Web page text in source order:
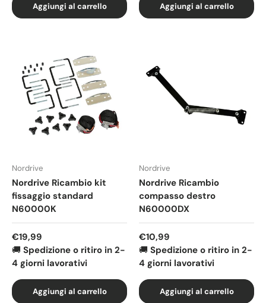
Aggiungi al carrello Aggiungi al carrello
Nordrive
Nordrive Ricambio kit
fissaggio standard
N60000K
Prezzo normale
€19,99
🚚 Spedizione o ritiro in 2-
4 giorni lavorativi
Aggiungi al carrello
Nordrive
Nordrive Ricambio
compasso destro
N60000DX
Prezzo normale
€10,99
🚚 Spedizione o ritiro in 2-
4 giorni lavorativi
Aggiungi al carrello